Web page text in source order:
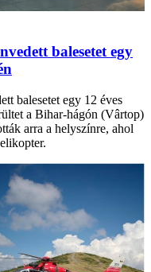
balesetet egy
balesetet egy 12 éves
a Bihar-hágón (Vârtop)
arra a helyszínre, ahol